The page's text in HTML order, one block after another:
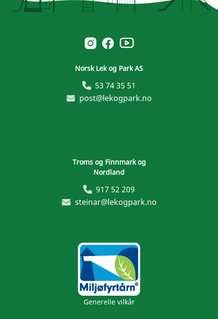
Norsk Leg & Park instagram
Norsk Leg & Park facebook
Norsk Leg & Park youtube
Norsk Lek og Park AS
53 74 35 51
post@lekogpark.no
Troms og Finnmark og
Nordland
917 52 209
steinar@lekogpark.no
Generelle vilkår